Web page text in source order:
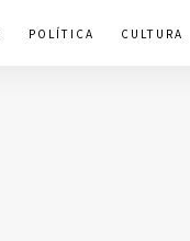
POLÍTICA CULTURA